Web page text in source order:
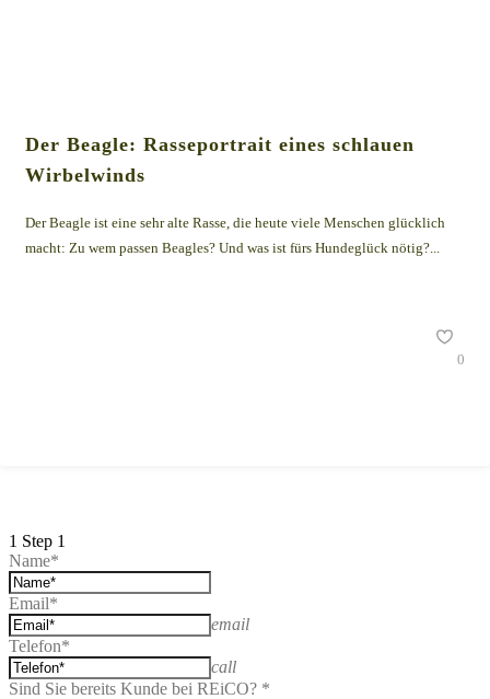
Der Beagle: Rasseportrait eines schlauen
Wirbelwinds
Der Beagle ist eine sehr alte Rasse, die heute viele Menschen glücklich
macht: Zu wem passen Beagles? Und was ist fürs Hundeglück nötig?...
0
1 Step 1
Name*
Email*
email
Telefon*
call
Sind Sie bereits Kunde bei REiCO? *